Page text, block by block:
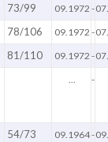
73/99 09.1972 -
78/106 09.1972 -
81/110 09.1972 -
-
54/73 09.1964-